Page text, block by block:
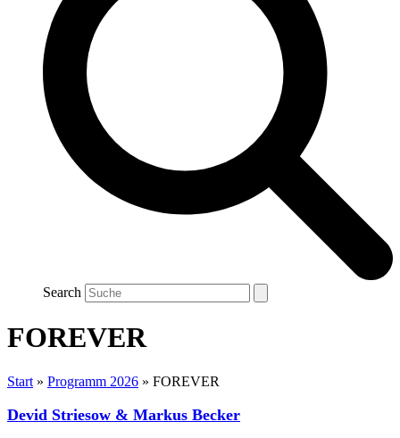
Search
FOREVER
Start » Programm 2026 » FOREVER
Devid Striesow & Markus Becker